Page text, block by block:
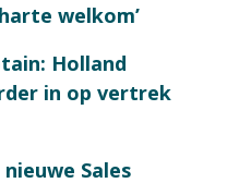
welkom’
Holland
in op vertrek
Sales